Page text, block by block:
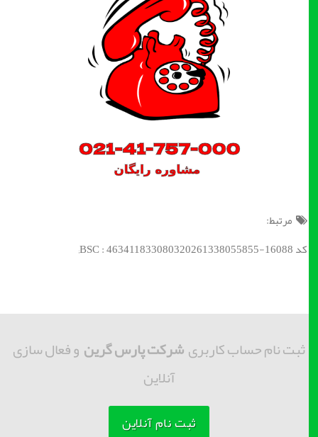
مرتبط:
کد BSC : 463411833080320261338055855-16088;
ثبت نام حساب کاربریشرکت پارس گرینو فعال سازی
آنلاین
ثبت نام آنلاین